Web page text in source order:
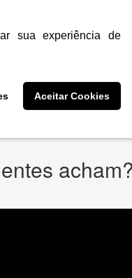
sua experiência de
Aceitar Cookies
de Privacidade.